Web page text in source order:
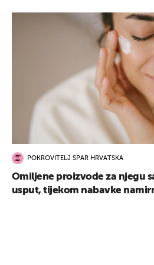
POKROVITELJ SPAR HRVATSKA
Omiljene proizvode za njegu
usput, tijekom nabavke